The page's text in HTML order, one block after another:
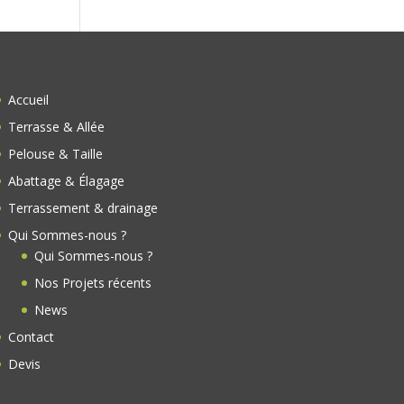
Accueil
Terrasse & Allée
Pelouse & Taille
Abattage & Élagage
Terrassement & drainage
Qui Sommes-nous ?
Qui Sommes-nous ?
Nos Projets récents
News
Contact
Devis